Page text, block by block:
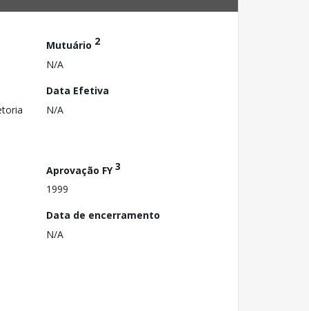
Mutuário 2
N/A
Data Efetiva
N/A
Aprovação FY3
1999
Data de encerramento
N/A